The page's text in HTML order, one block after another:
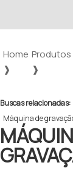
Home
❱
Produtos
❱
Buscas relacionadas:
Máquina de